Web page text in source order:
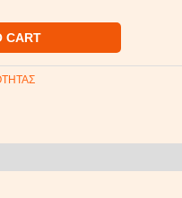
CART